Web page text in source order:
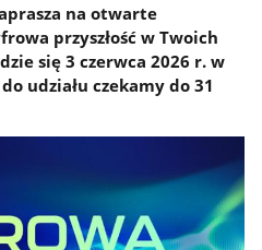
na otwarte
przyszłość w Twoich
się 3 czerwca 2026 r. w
udziału czekamy do 31